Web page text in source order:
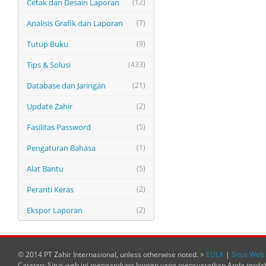
(12)
Cetak dan Desain Laporan
(7)
Analisis Grafik dan Laporan
(9)
Tutup Buku
(433)
Tips & Solusi
(21)
Database dan Jaringan
(2)
Update Zahir
(5)
Fasilitas Password
(1)
Pengaturan Bahasa
(5)
Alat Bantu
(2)
Peranti Keras
(2)
Ekspor Laporan
© 2014 PT Zahir Internasional, unless otherwise noted. > EULA | Situs